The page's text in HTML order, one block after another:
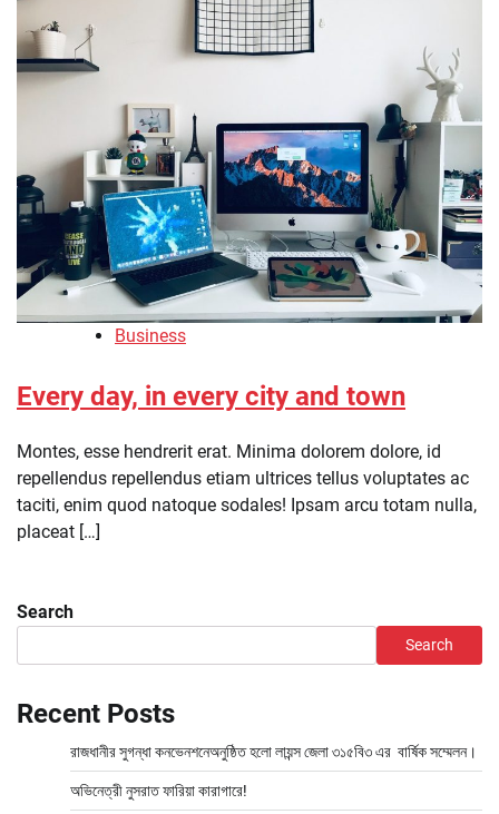
Business
Every day, in every city and town
Montes, esse hendrerit erat. Minima dolorem dolore, id
repellendus repellendus etiam ultrices tellus voluptates ac
taciti, enim quod natoque sodales! Ipsam arcu totam nulla,
placeat […]
Search
Search
Recent Posts
রাজধানীর সুগন্ধা কনভেনশনেঅনুষ্ঠিত হলো লায়ন্স জেলা ৩১৫বি৩ এর বার্ষিক সম্মেলন।
অভিনেত্রী নুসরাত ফারিয়া কারাগারে!